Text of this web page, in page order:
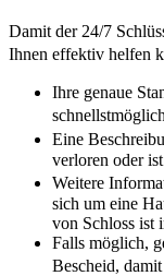
Damit der 24/7
Ihre genaue
Eine
verloren oder
Weitere
sich um eine
von Schloss ist
Falls möglich,
Bescheid,